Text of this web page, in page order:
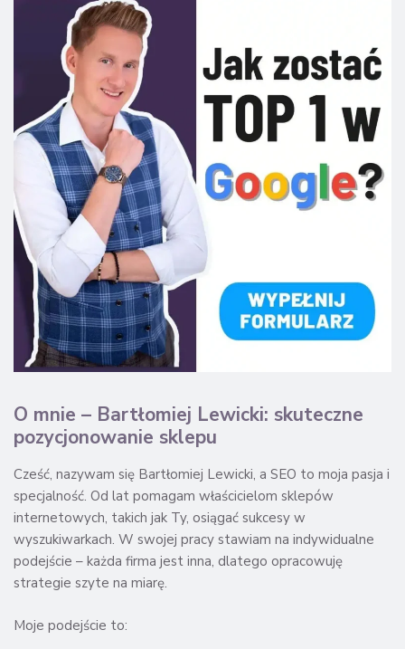
O mnie – Bartłomiej Lewicki: skuteczne
pozycjonowanie sklepu
Cześć, nazywam się Bartłomiej Lewicki, a SEO to moja pasja i
specjalność. Od lat pomagam właścicielom sklepów
internetowych, takich jak Ty, osiągać sukcesy w
wyszukiwarkach. W swojej pracy stawiam na indywidualne
podejście – każda firma jest inna, dlatego opracowuję
strategie szyte na miarę.
Moje podejście to: